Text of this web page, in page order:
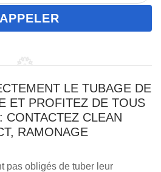
LE TUBAGE DE
ET PROFITEZ DE TOUS
CONTACTEZ CLEAN
RAMONAGE
pas obligés de tuber leur